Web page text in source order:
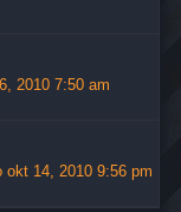
2010 7:50 am
okt 14, 2010 9:56 pm